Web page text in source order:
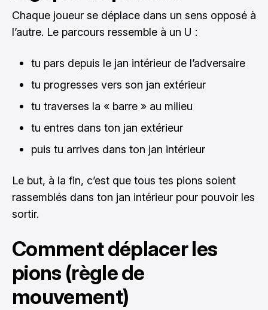
Chaque joueur se déplace dans un sens opposé à
l’autre. Le parcours ressemble à un U :
tu pars depuis le jan intérieur de l’adversaire
tu progresses vers son jan extérieur
tu traverses la « barre » au milieu
tu entres dans ton jan extérieur
puis tu arrives dans ton jan intérieur
Le but, à la fin, c’est que tous tes pions soient
rassemblés dans ton jan intérieur pour pouvoir les
sortir.
Comment déplacer les
pions (règle de
mouvement)